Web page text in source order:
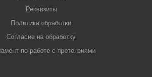
Реквизиты
Политика обработки
Согласие на обработку
по работе с претензиями